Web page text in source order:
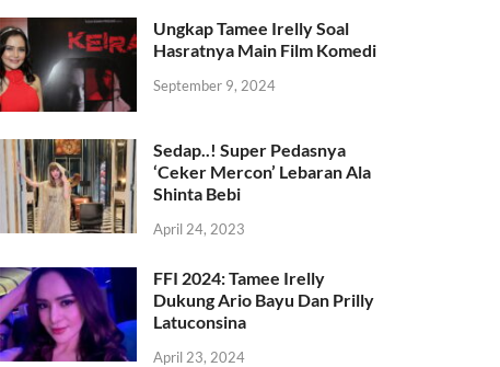
Ungkap Tamee Irelly Soal
Hasratnya Main Film Komedi
September 9, 2024
Sedap..! Super Pedasnya
‘Ceker Mercon’ Lebaran Ala
Shinta Bebi
April 24, 2023
FFI 2024: Tamee Irelly
Dukung Ario Bayu Dan Prilly
Latuconsina
April 23, 2024